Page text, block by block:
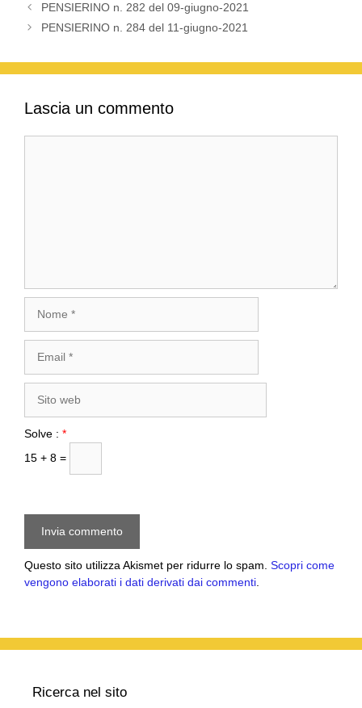
PENSIERINO n. 282 del 09-giugno-2021
PENSIERINO n. 284 del 11-giugno-2021
Lascia un commento
web
Solve : *
15 + 8 =
Questo sito utilizza Akismet per ridurre lo spam. Scopri come
vengono elaborati i dati derivati dai commenti.
Ricerca nel sito